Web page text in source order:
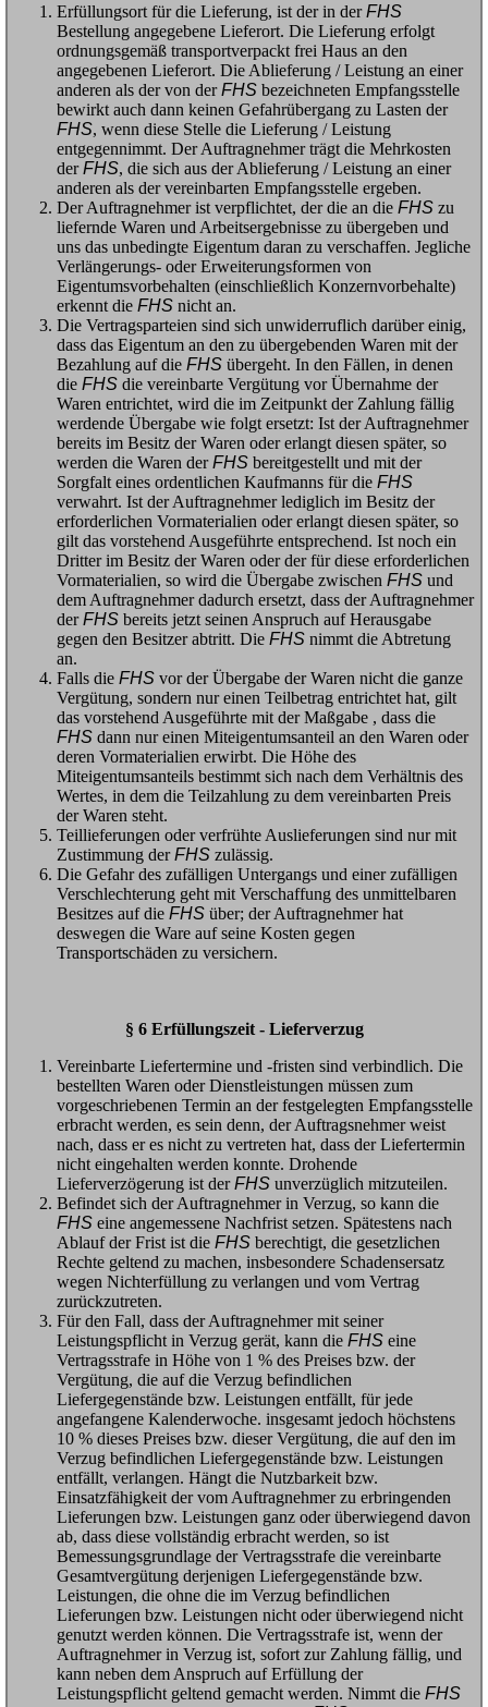
Erfüllungsort für die Lieferung, ist der in derFHS
Bestellung angegebene Lieferort. Die Lieferung erfolgt
ordnungsgemäß transportverpackt frei Haus an den
angegebenen Lieferort. Die Ablieferung / Leistung an einer
anderen als der von derFHS bezeichneten Empfangsstelle
bewirkt auch dann keinen Gefahrübergang zu Lasten der
FHS, wenn diese Stelle die Lieferung / Leistung
entgegennimmt. Der Auftragnehmer trägt die Mehrkosten
derFHS, die sich aus der Ablieferung / Leistung an einer
anderen als der vereinbarten Empfangsstelle ergeben.
Der Auftragnehmer ist verpflichtet, der die an die FHS zu
liefernde Waren und Arbeitsergebnisse zu übergeben und
uns das unbedingte Eigentum daran zu verschaffen. Jegliche
Verlängerungs- oder Erweiterungsformen von
Eigentumsvorbehalten (einschließlich Konzernvorbehalte)
erkennt die FHS nicht an.
Die Vertragsparteien sind sich unwiderruflich darüber einig,
dass das Eigentum an den zu übergebenden Waren mit der
Bezahlung auf die FHS übergeht. In den Fällen, in denen
die FHS die vereinbarte Vergütung vor Übernahme der
Waren entrichtet, wird die im Zeitpunkt der Zahlung fällig
werdende Übergabe wie folgt ersetzt: Ist der Auftragnehmer
bereits im Besitz der Waren oder erlangt diesen später, so
werden die Waren derFHS bereitgestellt und mit der
Sorgfalt eines ordentlichen Kaufmanns für die FHS
verwahrt. Ist der Auftragnehmer lediglich im Besitz der
erforderlichen Vormaterialien oder erlangt diesen später, so
gilt das vorstehend Ausgeführte entsprechend. Ist noch ein
Dritter im Besitz der Waren oder der für diese erforderlichen
Vormaterialien, so wird die Übergabe zwischen FHS und
dem Auftragnehmer dadurch ersetzt, dass der Auftragnehmer
derFHS bereits jetzt seinen Anspruch auf Herausgabe
gegen den Besitzer abtritt. Die FHS nimmt die Abtretung
an.
Falls die FHS vor der Übergabe der Waren nicht die ganze
Vergütung, sondern nur einen Teilbetrag entrichtet hat, gilt
das vorstehend Ausgeführte mit der Maßgabe , dass die
FHS dann nur einen Miteigentumsanteil an den Waren oder
deren Vormaterialien erwirbt. Die Höhe des
Miteigentumsanteils bestimmt sich nach dem Verhältnis des
Wertes, in dem die Teilzahlung zu dem vereinbarten Preis
der Waren steht.
Teillieferungen oder verfrühte Auslieferungen sind nur mit
Zustimmung derFHS zulässig.
Die Gefahr des zufälligen Untergangs und einer zufälligen
Verschlechterung geht mit Verschaffung des unmittelbaren
Besitzes auf die FHS über; der Auftragnehmer hat
deswegen die Ware auf seine Kosten gegen
Transportschäden zu versichern.
§ 6 Erfüllungszeit - Lieferverzug
Vereinbarte Liefertermine und -fristen sind verbindlich. Die
bestellten Waren oder Dienstleistungen müssen zum
vorgeschriebenen Termin an der festgelegten Empfangsstelle
erbracht werden, es sein denn, der Auftragsnehmer weist
nach, dass er es nicht zu vertreten hat, dass der Liefertermin
nicht eingehalten werden konnte. Drohende
Lieferverzögerung ist derFHS unverzüglich mitzuteilen.
Befindet sich der Auftragnehmer in Verzug, so kann die
FHS eine angemessene Nachfrist setzen. Spätestens nach
Ablauf der Frist ist die FHS berechtigt, die gesetzlichen
Rechte geltend zu machen, insbesondere Schadensersatz
wegen Nichterfüllung zu verlangen und vom Vertrag
zurückzutreten.
Für den Fall, dass der Auftragnehmer mit seiner
Leistungspflicht in Verzug gerät, kann die FHS eine
Vertragsstrafe in Höhe von 1 % des Preises bzw. der
Vergütung, die auf die Verzug befindlichen
Liefergegenstände bzw. Leistungen entfällt, für jede
angefangene Kalenderwoche. insgesamt jedoch höchstens
10 % dieses Preises bzw. dieser Vergütung, die auf den im
Verzug befindlichen Liefergegenstände bzw. Leistungen
entfällt, verlangen. Hängt die Nutzbarkeit bzw.
Einsatzfähigkeit der vom Auftragnehmer zu erbringenden
Lieferungen bzw. Leistungen ganz oder überwiegend davon
ab, dass diese vollständig erbracht werden, so ist
Bemessungsgrundlage der Vertragsstrafe die vereinbarte
Gesamtvergütung derjenigen Liefergegenstände bzw.
Leistungen, die ohne die im Verzug befindlichen
Lieferungen bzw. Leistungen nicht oder überwiegend nicht
genutzt werden können. Die Vertragsstrafe ist, wenn der
Auftragnehmer in Verzug ist, sofort zur Zahlung fällig, und
kann neben dem Anspruch auf Erfüllung der
Leistungspflicht geltend gemacht werden. Nimmt die FHS